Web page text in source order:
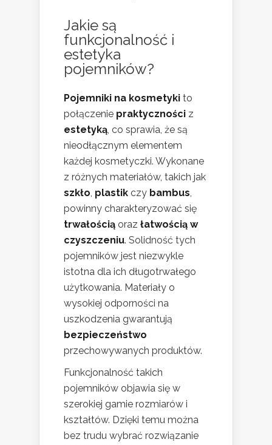
Jakie są
funkcjonalność i
estetyka
pojemników?
Pojemniki na kosmetyki to
połączenie praktyczności z
estetyką, co sprawia, że są
nieodłącznym elementem
każdej kosmetyczki. Wykonane
z różnych materiałów, takich jak
szkło, plastik czy bambus,
powinny charakteryzować się
trwałością oraz łatwością w
czyszczeniu. Solidność tych
pojemników jest niezwykle
istotna dla ich długotrwałego
użytkowania. Materiały o
wysokiej odporności na
uszkodzenia gwarantują
bezpieczeństwo
przechowywanych produktów.
Funkcjonalność takich
pojemników objawia się w
szerokiej gamie rozmiarów i
kształtów. Dzięki temu można
bez trudu wybrać rozwiązanie